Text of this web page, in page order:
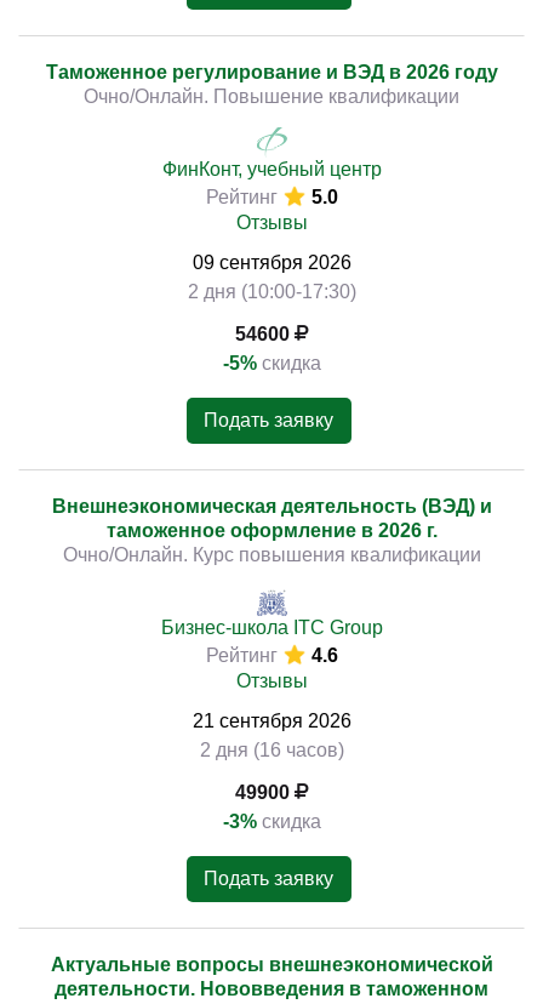
Таможенное регулирование и ВЭД в 2026 году
Очно/Онлайн. Повышение квалификации
ФинКонт, учебный центр
Рейтинг
5.0
Отзывы
09 сентября 2026
2 дня (10:00-17:30)
54600
-5% скидка
Подать заявку
Внешнеэкономическая деятельность (ВЭД) и
таможенное оформление в 2026 г.
Очно/Онлайн. Курс повышения квалификации
Бизнес-школа ITC Group
Рейтинг
4.6
Отзывы
21 сентября 2026
2 дня (16 часов)
49900
-3% скидка
Подать заявку
Актуальные вопросы внешнеэкономической
деятельности. Нововведения в таможенном